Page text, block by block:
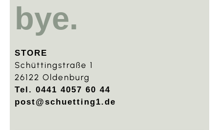
bye.
STORE
Schüttingstraße 1
26122 Oldenburg
Tel. 0441 4057 60 44
post@schuetting1.de